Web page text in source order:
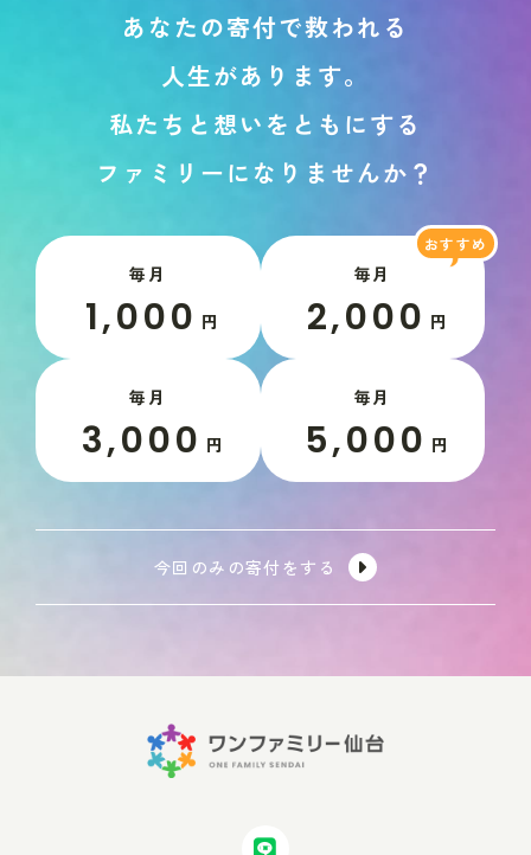
あ な たの寄付で救われ る
人生があ り ま す。
私た ち と 想い を と も にする
フ ァ ミ リ ーに な り ま せんか ？
毎月
1,000 円
毎月
2,000 円
毎月
3,000 円
毎月
5,000 円
今回のみの寄付をする